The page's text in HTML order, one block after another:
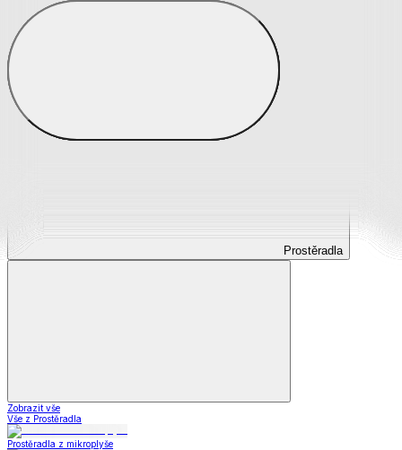
Prostěradla
Prostěradla
Zobrazit vše
Vše z Prostěradla
Prostěradla z mikroplyše